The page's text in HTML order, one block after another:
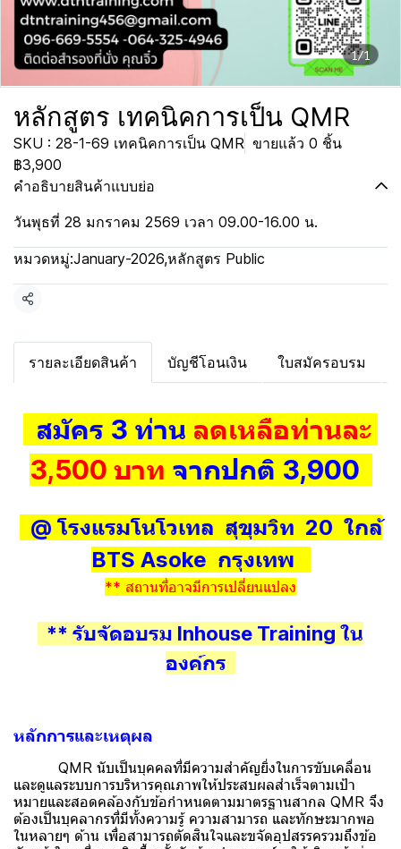
1/1
หลักสูตร เทคนิคการเป็น QMR
SKU : 28-1-69 เทคนิคการเป็น QMR ขายแล้ว 0 ชิ้น
฿3,900
คำอธิบายสินค้าแบบย่อ
วันพุธที่ 28 มกราคม 2569 เวลา 09.00-16.00 น.
หมวดหมู่:January-2026,หลักสูตร Public
แชร์
รายละเอียดสินค้า บัญชีโอนเงิน ใบสมัครอบรม
สมัคร 3 ท่าน ลดเหลือท่านละ
3,500 บาท จากปกติ 3,900
@ โรงแรมโนโวเทล สุขุมวิท 20 ใกล้
BTS Asoke กรุงเทพ
** สถานที่อาจมีการเปลี่ยนแปลง
** รับจัดอบรม Inhouse Training ใน
องค์กร
หลักการและเหตุผล
QMR นับเป็นบุคคลที่มีความสำคัญยิ่งในการขับเคลื่อน
และดูแลระบบการบริหารคุณภาพให้ประสบผลสำเร็จตามเป้า
หมายและสอดคล้องกับข้อกำหนดตามมาตรฐานสากล QMR จึง
ต้องเป็นบุคลากรที่มีทั้งความรู้ ความสามารถ และทักษะมากพอ
ในหลายๆ ด้าน เพื่อสามารถตัดสินใจและขจัดอุปสรรครวมถึงข้อ